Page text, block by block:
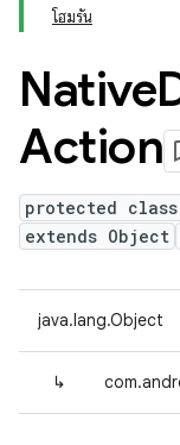
โฮมรัน
Native
Action
protected
extends Object
java.lang.Object
↳